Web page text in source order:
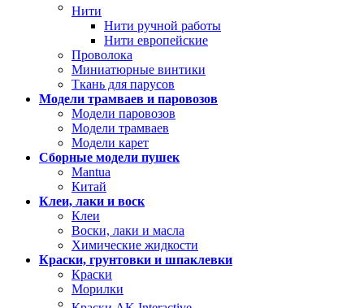
Нити
Нити ручной работы
Нити европейские
Проволока
Миниатюрные винтики
Ткань для парусов
Модели трамваев и паровозов
Модели паровозов
Модели трамваев
Модели карет
Сборные модели пушек
Mantua
Китай
Клеи, лаки и воск
Клеи
Воски, лаки и масла
Химические жидкости
Краски, грунтовки и шпаклевки
Краски
Морилки